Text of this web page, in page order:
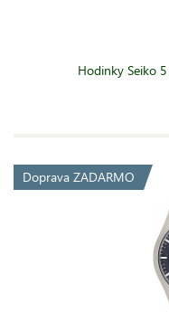
Hodinky Seiko
Doprava ZADARMO